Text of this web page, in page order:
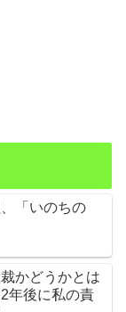
「いのちの
かどうかとは
年後に私の責